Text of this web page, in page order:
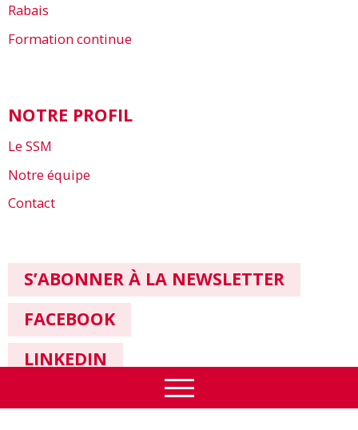
Rabais
Formation continue
NOTRE PROFIL
Le SSM
Notre équipe
Contact
S’ABONNER À LA NEWSLETTER
FACEBOOK
LINKEDIN